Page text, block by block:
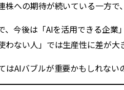
株への期待が続いている一方
、今後は「AIを活用できる企
わない人」では生産性に差が大
はAIバブルが重要かもしれない